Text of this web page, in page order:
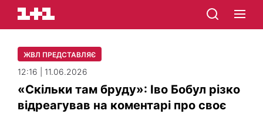
ЖВЛ ПРЕДСТАВЛЯЄ
12:16 | 11.06.2026
«Скільки там бруду»: Іво Бобул різко
відреагував на коментарі про своє